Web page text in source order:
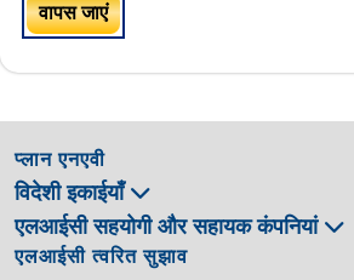
वापस जाएं
प्लान एनएवी
विदेशी इकाईयाँ
एलआईसी सहयोगी और सहायक कंपनियां
एलआईसी त्वरित सुझाव